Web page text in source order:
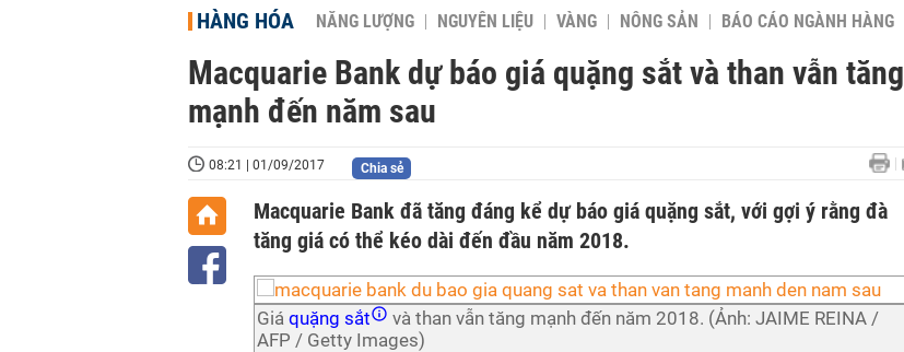
HÀNG HÓA NĂNG LƯỢNG NGUYÊN LIỆU VÀNG NÔNG SẢN BÁO CÁO NGÀNH HÀNG
Macquarie Bank dự báo giá quặng sắt và than vẫn tăng
mạnh đến năm sau
08:21 | 01/09/2017 Chia sẻ
Macquarie Bank đã tăng đáng kể dự báo giá quặng sắt, với gợi ý rằng đà
tăng giá có thể kéo dài đến đầu năm 2018.
Giá quặng sắt
và than vẫn tăng mạnh đến năm 2018. (Ảnh: JAIME REINA /
AFP / Getty Images)